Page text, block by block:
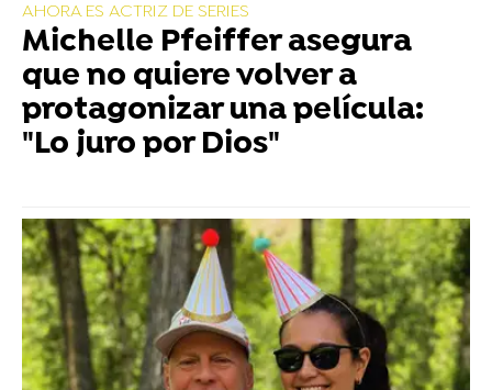
AHORA ES ACTRIZ DE SERIES
Michelle Pfeiffer asegura
que no quiere volver a
protagonizar una película:
"Lo juro por Dios"